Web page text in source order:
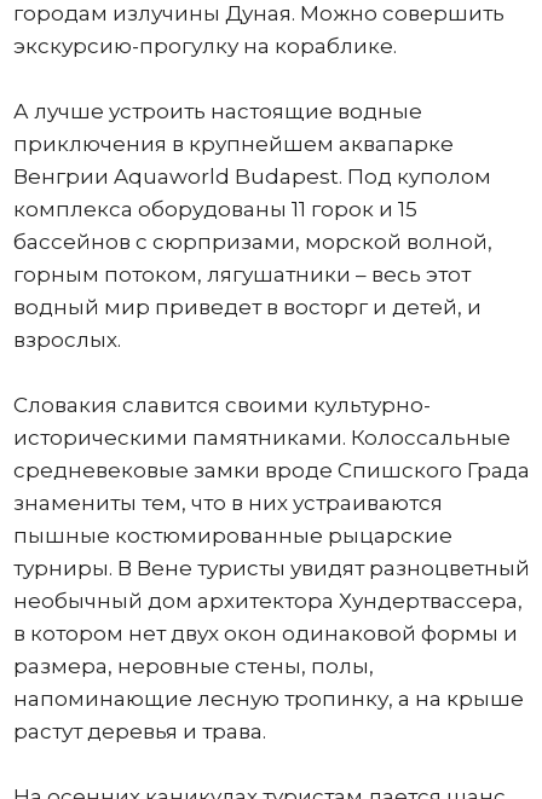
городам излучины Дуная. Можно совершить
экскурсию-прогулку на кораблике.
А лучше устроить настоящие водные
приключения в крупнейшем аквапарке
Венгрии Aquaworld Budapest. Под куполом
комплекса оборудованы 11 горок и 15
бассейнов с сюрпризами, морской волной,
горным потоком, лягушатники – весь этот
водный мир приведет в восторг и детей, и
взрослых.
Словакия славится своими культурно-
историческими памятниками. Колоссальные
средневековые замки вроде Спишского Града
знамениты тем, что в них устраиваются
пышные костюмированные рыцарские
турниры. В Вене туристы увидят разноцветный
необычный дом архитектора Хундертвассера,
в котором нет двух окон одинаковой формы и
размера, неровные стены, полы,
напоминающие лесную тропинку, а на крыше
растут деревья и трава.